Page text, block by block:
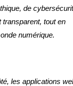
de
transparent, tout en
numérique.
les applications